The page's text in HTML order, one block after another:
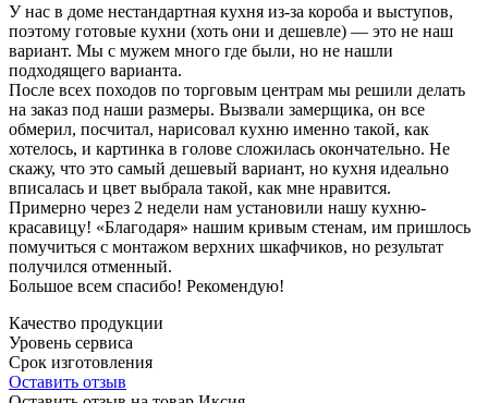
У нас в доме нестандартная кухня из-за короба и выступов,
поэтому готовые кухни (хоть они и дешевле) — это не наш
вариант. Мы с мужем много где были, но не нашли
подходящего варианта.
После всех походов по торговым центрам мы решили делать
на заказ под наши размеры. Вызвали замерщика, он все
обмерил, посчитал, нарисовал кухню именно такой, как
хотелось, и картинка в голове сложилась окончательно. Не
скажу, что это самый дешевый вариант, но кухня идеально
вписалась и цвет выбрала такой, как мне нравится.
Примерно через 2 недели нам установили нашу кухню-
красавицу! «Благодаря» нашим кривым стенам, им пришлось
помучиться с монтажом верхних шкафчиков, но результат
получился отменный.
Большое всем спасибо! Рекомендую!
Качество продукции
Уровень сервиса
Срок изготовления
Оставить отзыв